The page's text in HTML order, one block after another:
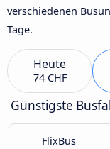
verschiedenen
Tage.
Heute
74 CHF
Günstigste
FlixBus